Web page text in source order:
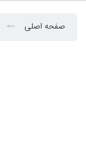
صفحه اصلی